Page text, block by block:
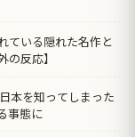
ている隠れた名作と
反応】
本を知ってしまった
事態に